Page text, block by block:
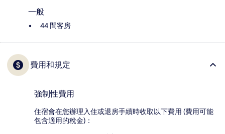
一般
44 間客房
費用和規定
強制性費用
住宿會在您辦理入住或退房手續時收取以下費用 (費用可能
包含適用的稅金)：